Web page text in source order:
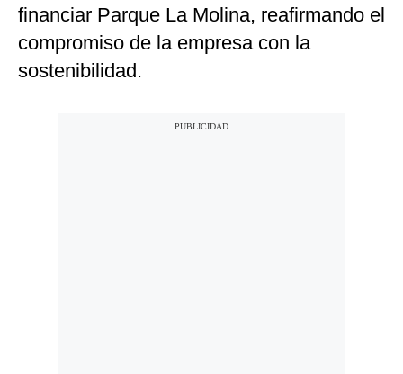
financiar Parque La Molina, reafirmando el
compromiso de la empresa con la
sostenibilidad.